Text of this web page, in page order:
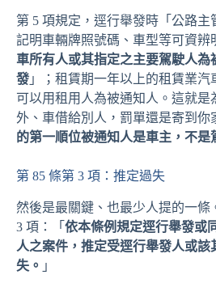
第 5 項規定，逕行舉發時「公路主
記明車輛牌照號碼、車型等可資辨
車所有人或其指定之主要駕駛人為
發 」；租賃期一年以上的租賃業汽
可以用租用人為被通知人。這就是
外、車借給別人，罰單還是寄到
的第一順位被通知人是車主，不是
第 85 條第 3 項：推定過失
然後是最關鍵、也最少人提的一條
3 項：「 依本條例規定逕行舉發或
人之案件，推定受逕行舉發人或該
失。 」